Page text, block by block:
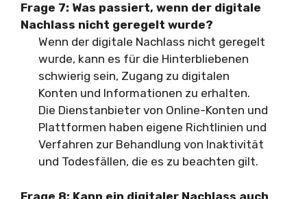
Frage 7: Was passiert, wenn der digitale
Nachlass nicht geregelt wurde?
Wenn der digitale Nachlass nicht geregelt
wurde, kann es für die Hinterbliebenen
schwierig sein, Zugang zu digitalen
Konten und Informationen zu erhalten.
Die Dienstanbieter von Online-Konten und
Plattformen haben eigene Richtlinien und
Verfahren zur Behandlung von Inaktivität
und Todesfällen, die es zu beachten gilt.
Frage 8: Kann ein digitaler Nachlass auch